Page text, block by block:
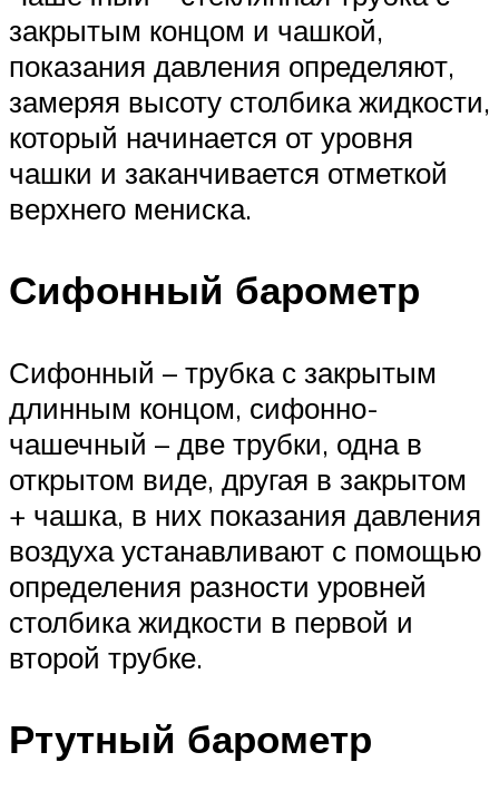
закрытым концом и чашкой,
показания давления определяют,
замеряя высоту столбика жидкости,
который начинается от уровня
чашки и заканчивается отметкой
верхнего мениска.
Сифонный барометр
Сифонный – трубка с закрытым
длинным концом, сифонно-
чашечный – две трубки, одна в
открытом виде, другая в закрытом
+ чашка, в них показания давления
воздуха устанавливают с помощью
определения разности уровней
столбика жидкости в первой и
второй трубке.
Ртутный барометр